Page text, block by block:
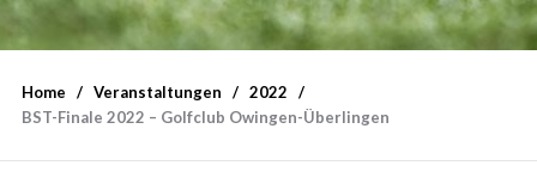
Home Veranstaltungen
2022
BST-Finale 2022 – Golfclub Owingen-Überlingen